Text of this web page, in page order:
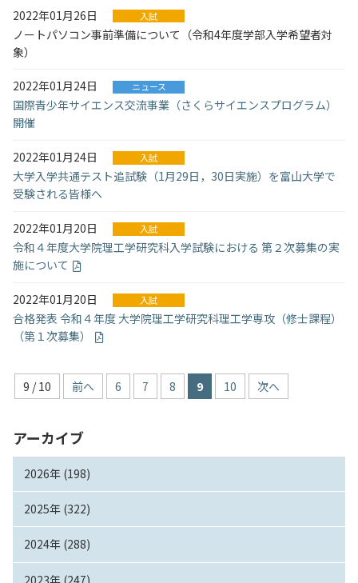
アーカイブ
2026年 (198)
2025年 (322)
2024年 (288)
2023年 (247)
2022年01月26日 入試
ノートパソコン事前準備について（令和4年度学部入学希望者対
象）
2022年01月24日 ニュース
国際青少年サイエンス交流事業（さくらサイエンスプログラム）
開催
2022年01月24日 入試
大学入学共通テスト追試験（1月29日，30日実施）を富山大学で
受験される皆様へ
2022年01月20日 入試
令和４年度大学院理工学研究科入学試験における 第２次募集の実
施について
2022年01月20日 入試
合格発表 令和４年度 大学院理工学研究科理工学専攻（修士課程）
（第１次募集）
9 / 10 前へ 6 7 8 9 10 次へ